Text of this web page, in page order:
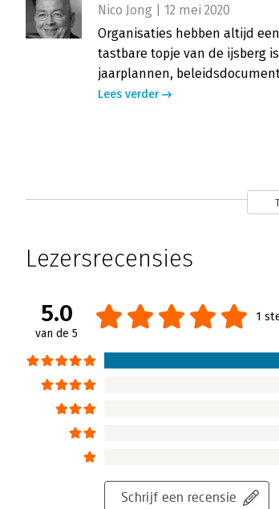
Nico Jong | 12 mei 2020
Organisaties hebben altijd
tastbare topje van de ijsberg
jaarplannen,
Lees verder
Henk Jan Kamsteeg | 11 maart
op tijd - wakker. Aan
onze medewerkers en
leren wij hoe dit effectief te
Lees verder
Lezersrecensies
5.0
van de 5
1
Schrijf een recensie